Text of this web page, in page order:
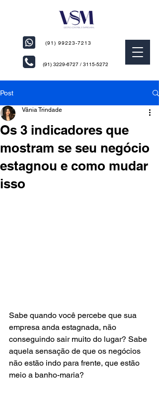
(91) 99223-7213
(91) 3229-6727 / 3115-5272
Post
Os 3 indicadores que
mostram se seu negócio
estagnou e como mudar
isso
Vânia Trindade
Sabe quando você percebe que sua
empresa anda estagnada, não
conseguindo sair muito do lugar? Sabe
aquela sensação de que os negócios
não estão indo para frente, que estão
meio a banho-maria?